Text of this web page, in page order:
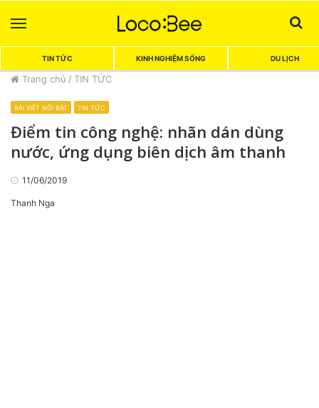
TIN TỨC KINH NGHIỆM SỐNG DU LỊCH
Trang chủ / TIN TỨC
BÀI VIẾT NỔI BẬT TIN TỨC
Điểm tin công nghệ: nhãn dán dùng
nước, ứng dụng biên dịch âm thanh
11/06/2019
Thanh Nga